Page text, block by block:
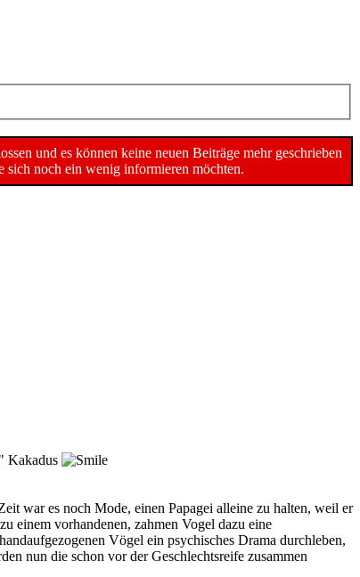
und es können keine neuen Beiträge mehr geschrieben
sich noch ein wenig informieren möchten.
Kakadus
war es noch Mode, einen Papagei alleine zu halten, weil er
einem vorhandenen, zahmen Vogel dazu eine
Vögel ein psychisches Drama durchleben,
nun die schon vor der Geschlechtsreife zusammen